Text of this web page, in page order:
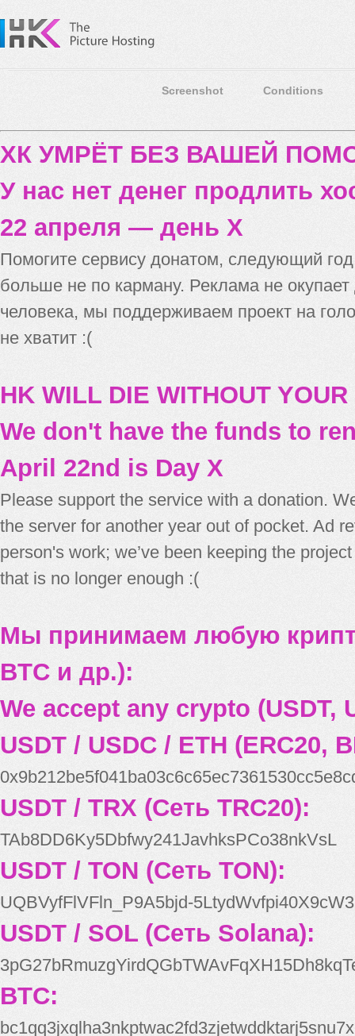
Screenshot Conditions
ХК УМРЁТ БЕЗ ВАШЕЙ
У нас нет денег продлить
22 апреля — день X
Помогите сервису донатом, следующий
больше не по карману. Реклама не
человека, мы поддерживаем проект на
не хватит :(
HK WILL DIE WITHOUT
We don't have the funds to
April 22nd is Day X
Please support the service with a donation.
the server for another year out of pocket. Ad
person's work; we’ve been keeping the
that is no longer enough :(
Мы принимаем любую
BTC и др.):
We accept any crypto (USDT,
USDT / USDC / ETH (ERC20,
USDT / TRX (Сеть TRC20):
TAb8DD6Ky5Dbfwy241JavhksPCo38nkVsL
USDT / TON (Сеть TON):
UQBVyfFlVFln_P9A5bjd-
USDT / SOL (Сеть Solana):
BTC:
bc1qq3jxqlha3nkptwac2fd3zjetwddktarj5snu7x